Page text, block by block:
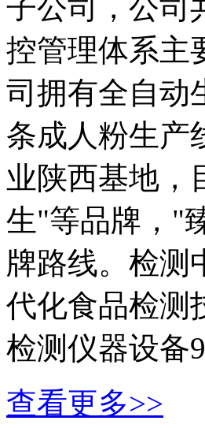
子公司，公司
控管理体系主
司拥有全自动
条成人粉生产
业陕西基地，
生"等品牌，"
牌路线。检测
代化食品检测
检测仪器设备
查看更多>>